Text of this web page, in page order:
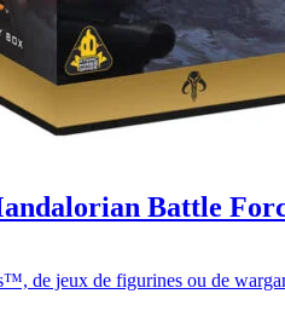
Battle
de jeux de figurines ou de